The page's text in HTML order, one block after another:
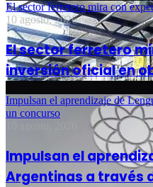
El sector ferretero mira con
10 agosto, 2026
El sector ferretero
inversión oficial en
Impulsan el aprendizaje de
un concurso
Impulsan el
Argentinas a través